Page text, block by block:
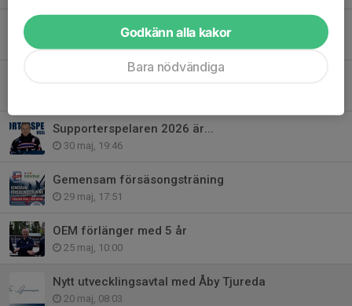
Vinnare andelslotteriet - juni
Supporterspelaren 2026 är...
30 maj, 19:46
Gemensam försäsongsträning
29 maj, 17:51
OEM förlänger med 5 år
25 maj, 10:00
Nytt utvecklingsavtal med Åby Tjureda
20 maj, 08:03
Godkänn alla kakor
Bara nödvändiga